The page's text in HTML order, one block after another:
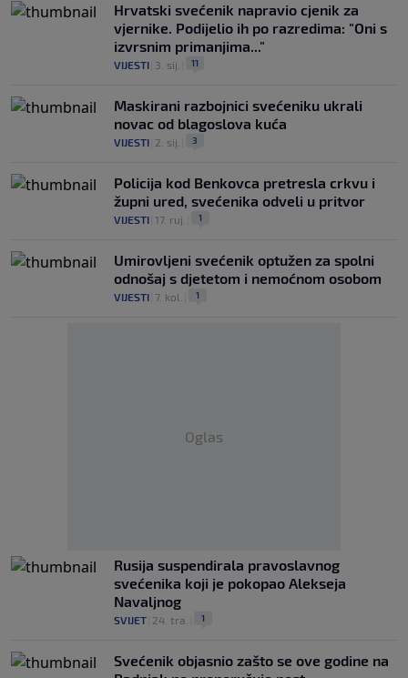
Hrvatski svećenik napravio cjenik za
vjernike. Podijelio ih po razredima: "Oni s
izvrsnim primanjima..."
VIJESTI 3. sij. 11
Maskirani razbojnici svećeniku ukrali
novac od blagoslova kuća
VIJESTI 2. sij. 3
Policija kod Benkovca pretresla crkvu i
župni ured, svećenika odveli u pritvor
VIJESTI 17. ruj. 1
Umirovljeni svećenik optužen za spolni
odnošaj s djetetom i nemoćnom osobom
VIJESTI 7. kol. 1
Oglas
Rusija suspendirala pravoslavnog
svećenika koji je pokopao Alekseja
Navaljnog
SVIJET 24. tra. 1
Svećenik objasnio zašto se ove godine na